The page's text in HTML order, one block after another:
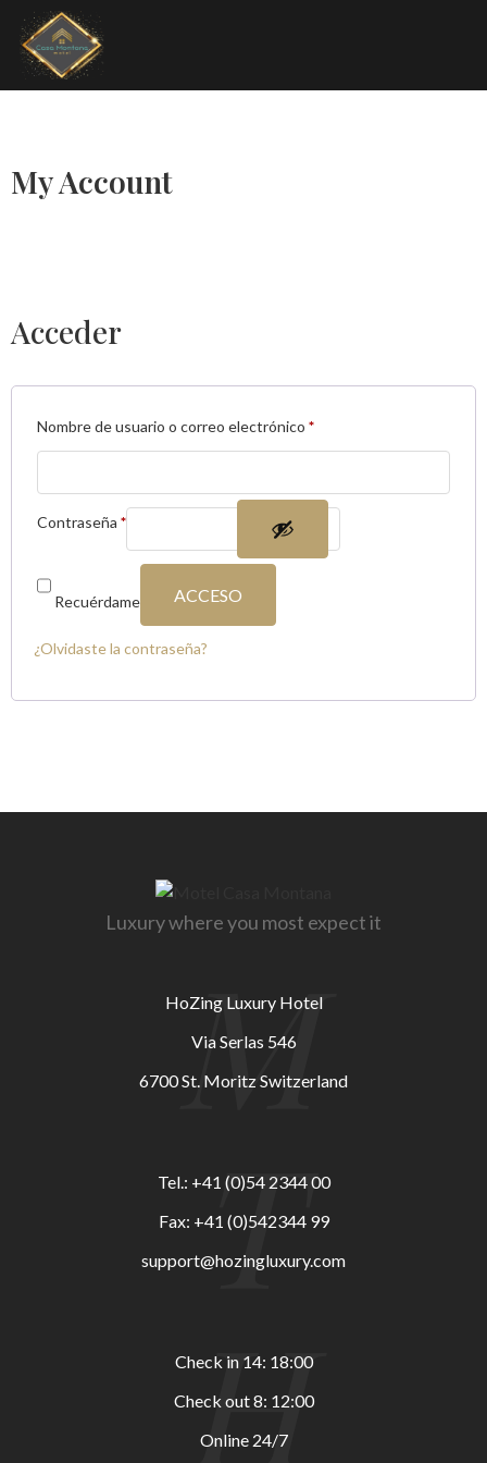
My Account
Acceder
Nombre de usuario o correo electrónico *
Contraseña *
Recuérdame ACCESO
¿Olvidaste la contraseña?
Luxury where you most expect it
M
HoZing Luxury Hotel
Via Serlas 546
6700 St. Moritz Switzerland
T
Tel.: +41 (0)54 2344 00
Fax: +41 (0)542344 99
support@hozingluxury.com
H
Check in 14: 18:00
Check out 8: 12:00
Online 24/7